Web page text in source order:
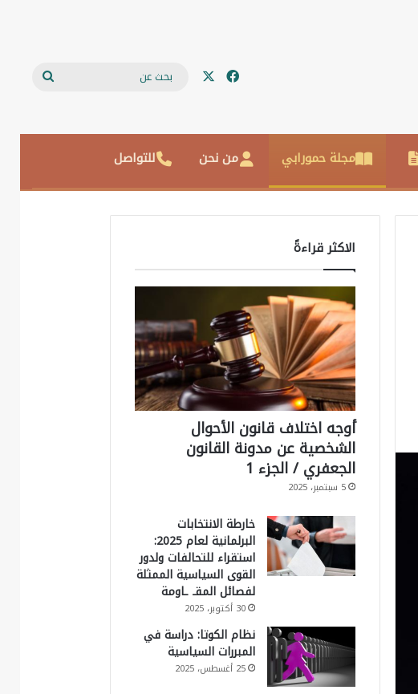
فيسبوك
مجلة حمورابي من نحن للتواصل
الاكثر قراءةً
أوجه اختلاف قانون الأحوال
الشخصية عن مدونة القانون
الجعفري / الجزء 1
5 سبتمبر، 2025
خارطة الانتخابات
البرلمانية لعام 2025:
استقراء للتحالفات ولدور
القوى السياسية الممثلة
لفصائل المقـ ـاومة
30 أكتوبر، 2025
نظام الكوتا: دراسة في
المبررات السياسية
25 أغسطس، 2025